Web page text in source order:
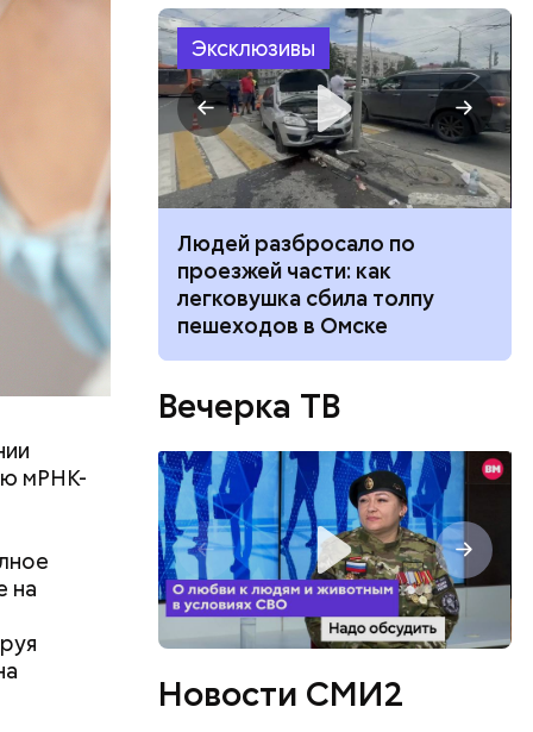
мРНК-
на
Эксклюзивы
поможет ли
сбросить
Людей разбросало по
проезжей части: как
легковушка сбила толпу
пешеходов в Омске
Вечерка ТВ
Новости СМИ2